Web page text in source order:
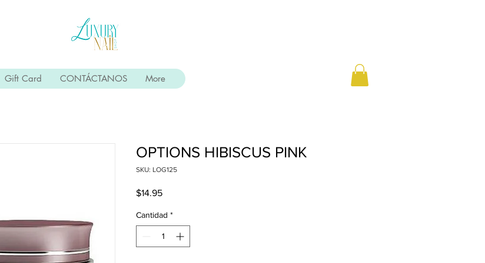
OPTIONS HIBISCUS PINK
SKU: LOG125
$14.95Precio
Cantidad *
Gift Card CONTÁCTANOS More